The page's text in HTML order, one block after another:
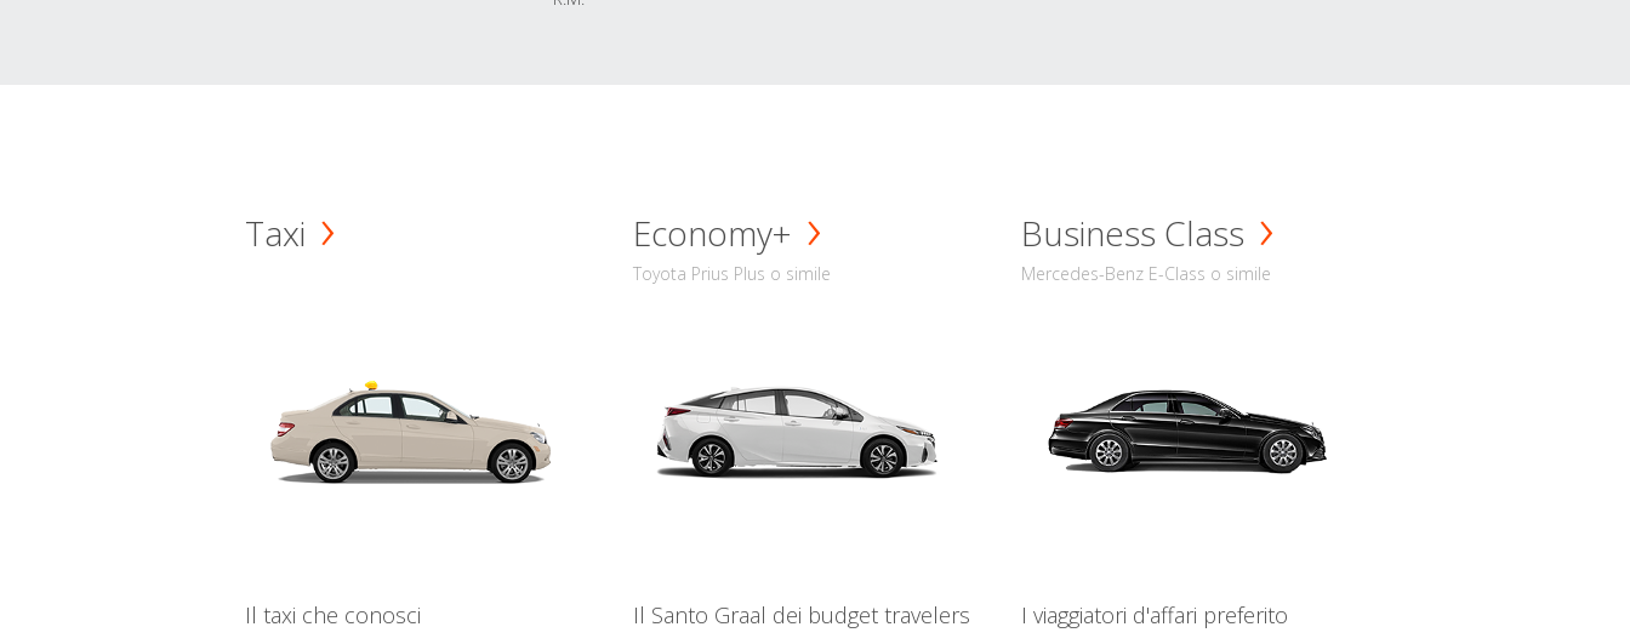
Taxi
Il taxi che conosci
Economy+
Toyota Prius Plus o simile
Il Santo Graal dei budget travelers
Business Class
Mercedes-Benz E-Class o simile
I viaggiatori d'affari preferito